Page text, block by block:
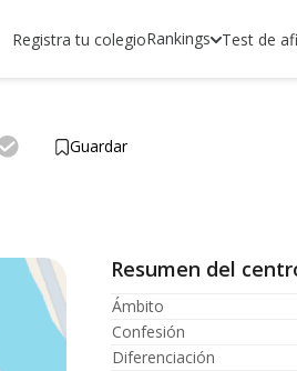
Registra tu colegioRankings Test de
Guardar
Resumen del
Ámbito
Confesión
Diferenciación